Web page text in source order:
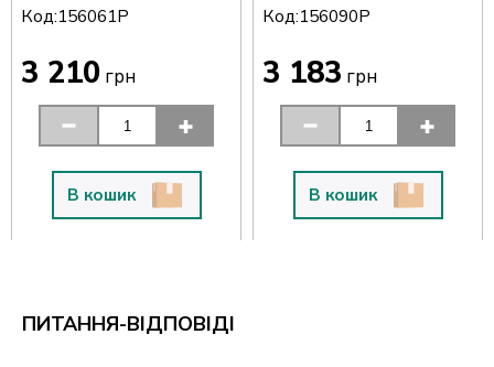
Код:156061P
3 210 грн
В кошик
SPORTSMAN
Код:156090P
3 183 грн
В кошик
ПИТАННЯ-ВІДПОВІДІ